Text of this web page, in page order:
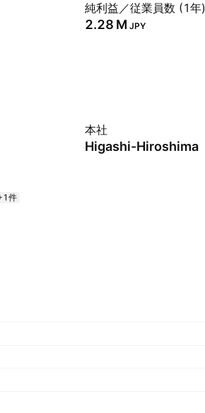
純利益／従業員数 (1年)
‪2.28 M‬ JPY
本社
Higashi-Hiroshima
件